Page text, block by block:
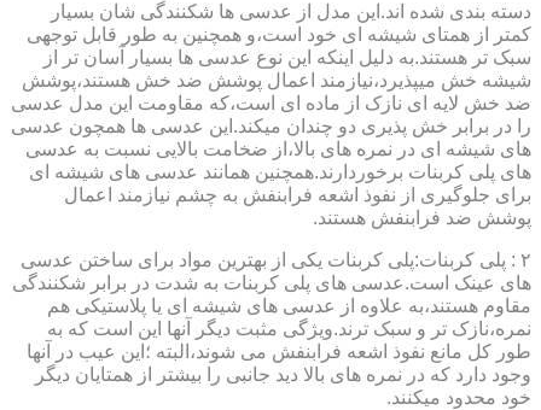
دسته بندی شده اند.این مدل از عدسی ها شکنندگی شان بسیار
کمتر از همتای شیشه ای خود است،و همچنین به طور قابل توجهی
سبک تر هستند.به دلیل اینکه این نوع عدسی ها بسیار آسان تر از
شیشه خش میپذیرد،نیازمند اعمال پوشش ضد خش هستند،پوشش
ضد خش لایه ای نازک از ماده ای است،که مقاومت این مدل عدسی
را در برابر خش پذیری دو چندان میکند.این عدسی ها همچون عدسی
های شیشه ای در نمره های بالا،از ضخامت بالایی نسبت به عدسی
های پلی کربنات برخوردارند.همچنین همانند عدسی های شیشه ای
برای جلوگیری از نفوذ اشعه فرابنفش به چشم نیازمند اعمال
پوشش ضد فرابنفش هستند.
۲ : پلی کربنات:پلی کربنات یکی از بهترین مواد برای ساختن عدسی
های عینک است.عدسی های پلی کربنات به شدت در برابر شکنندگی
مقاوم هستند،به علاوه از عدسی های شیشه ای یا پلاستیکی هم
نمره،نازک تر و سبک ترند.ویژگی مثبت دیگر آنها این است که به
طور کل مانع نفوذ اشعه فرابنفش می شوند،البته ؛این عیب در آنها
وجود دارد که در نمره های بالا دید جانبی را بیشتر از همتایان دیگر
خود محدود میکنند.